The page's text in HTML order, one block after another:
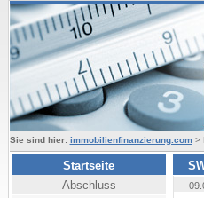
Sie sind hier: immobilienfinanzierung.com>
Startseite
Abschluss